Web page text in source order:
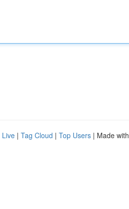
Live | Tag Cloud | Top Users | Made with